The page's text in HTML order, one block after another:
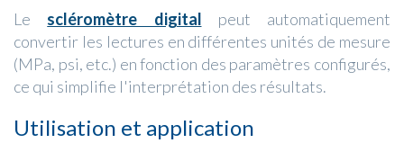
Le scléromètre digital peut automatiquement
convertir les lectures en différentes unités de mesure
(MPa, psi, etc.) en fonction des paramètres configurés,
ce qui simplifie l'interprétation des résultats.
Utilisation et application